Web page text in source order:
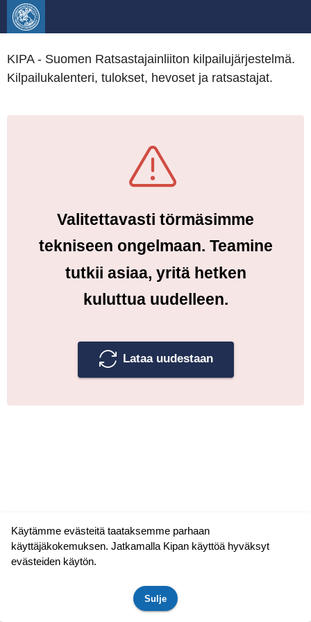
KIPA - Suomen Ratsastajainliiton kilpailujärjestelmä.
Kilpailukalenteri, tulokset, hevoset ja ratsastajat.
Valitettavasti törmäsimme
tekniseen ongelmaan. Teamine
tutkii asiaa, yritä hetken
kuluttua uudelleen.
Lataa uudestaan
Käytämme evästeitä taataksemme parhaan
käyttäjäkokemuksen. Jatkamalla Kipan käyttöä hyväksyt
evästeiden käytön.
Sulje